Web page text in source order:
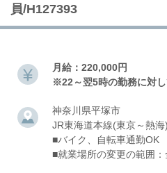
員/H127393
月給：220,000円
※22～翌5時の勤務に対
神奈川県平塚市
JR東海道本線(東京～熱
■バイク、自転車通勤OK
■就業場所の変更の範囲：